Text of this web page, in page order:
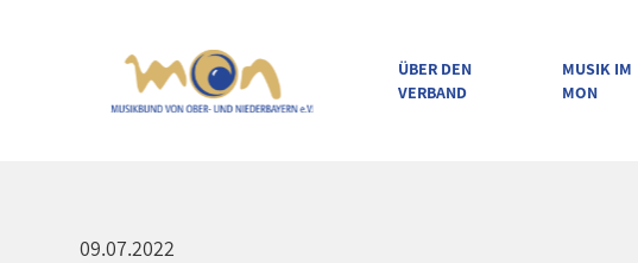
ÜBER DEN
VERBAND
MUSIK IM
MON
09.07.2022